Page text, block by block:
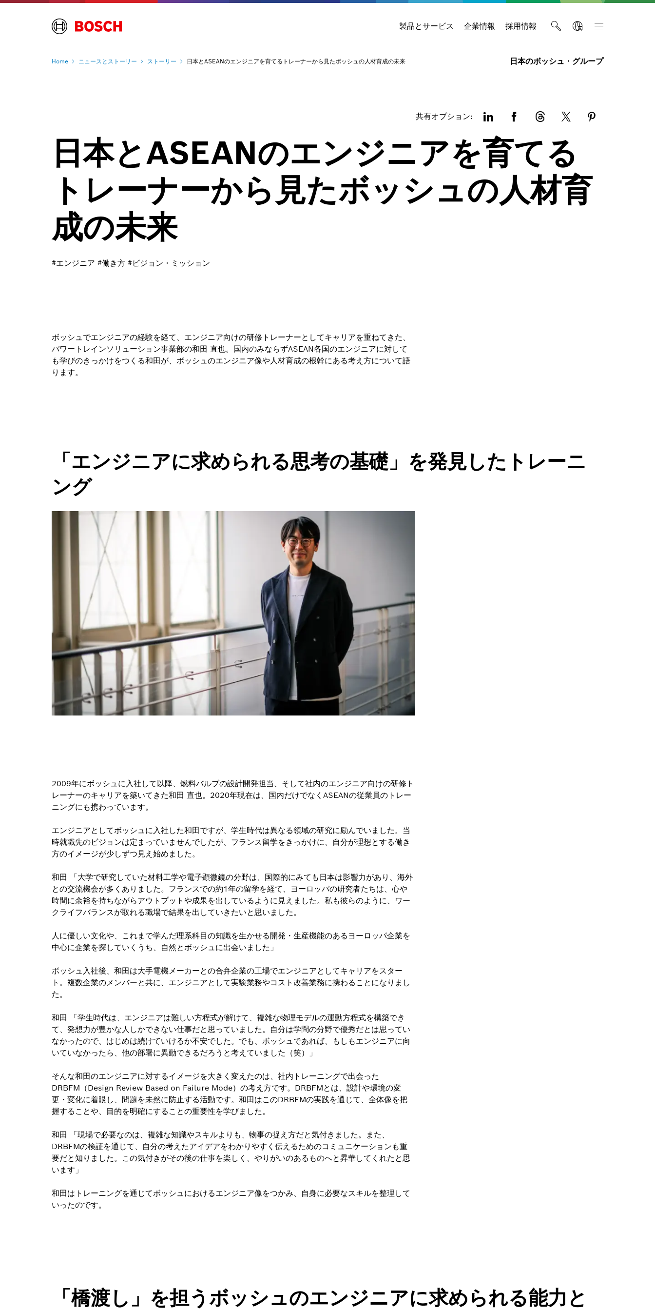
製品とサービス 企業情報 採用情報
Home ニュースとストーリー ストーリー 日本とASEANのエンジニアを育てるトレーナーから見たボッシュの人材育成の未来 日本のボッシュ・グループ
共有オプション:
日本とASEANのエンジニアを育てる
トレーナーから見たボッシュの人材育
成の未来
#エンジニア #働き方 #ビジョン・ミッション
ボッシュでエンジニアの経験を経て、エンジニア向けの研修トレーナーとしてキャリアを重ねてきた、
パワートレインソリューション事業部の和田 直也。国内のみならずASEAN各国のエンジニアに対して
も学びのきっかけをつくる和田が、ボッシュのエンジニア像や人材育成の根幹にある考え方について語
ります。
「エンジニアに求められる思考の基礎」を発見したトレーニ
ング
2009年にボッシュに入社して以降、燃料バルブの設計開発担当、そして社内のエンジニア向けの研修ト
レーナーのキャリアを築いてきた和田 直也。2020年現在は、国内だけでなくASEANの従業員のトレー
ニングにも携わっています。
エンジニアとしてボッシュに入社した和田ですが、学生時代は異なる領域の研究に励んでいました。当
時就職先のビジョンは定まっていませんでしたが、フランス留学をきっかけに、自分が理想とする働き
方のイメージが少しずつ見え始めました。
和田 「大学で研究していた材料工学や電子顕微鏡の分野は、国際的にみても日本は影響力があり、海外
との交流機会が多くありました。フランスでの約1年の留学を経て、ヨーロッパの研究者たちは、心や
時間に余裕を持ちながらアウトプットや成果を出しているように見えました。私も彼らのように、ワー
クライフバランスが取れる職場で結果を出していきたいと思いました。
人に優しい文化や、これまで学んだ理系科目の知識を生かせる開発・生産機能のあるヨーロッパ企業を
中心に企業を探していくうち、自然とボッシュに出会いました」
ボッシュ入社後、和田は大手電機メーカーとの合弁企業の工場でエンジニアとしてキャリアをスター
ト。複数企業のメンバーと共に、エンジニアとして実験業務やコスト改善業務に携わることになりまし
た。
和田 「学生時代は、エンジニアは難しい方程式が解けて、複雑な物理モデルの運動方程式を構築でき
て、発想力が豊かな人しかできない仕事だと思っていました。自分は学問の分野で優秀だとは思ってい
なかったので、はじめは続けていけるか不安でした。でも、ボッシュであれば、もしもエンジニアに向
いていなかったら、他の部署に異動できるだろうと考えていました（笑）」
そんな和田のエンジニアに対するイメージを大きく変えたのは、社内トレーニングで出会った
DRBFM（Design Review Based on Failure Mode）の考え方です。DRBFMとは、設計や環境の変
更・変化に着眼し、問題を未然に防止する活動です。和田はこのDRBFMの実践を通じて、全体像を把
握することや、目的を明確にすることの重要性を学びました。
和田 「現場で必要なのは、複雑な知識やスキルよりも、物事の捉え方だと気付きました。また、
DRBFMの検証を通じて、自分の考えたアイデアをわかりやすく伝えるためのコミュニケーションも重
要だと知りました。この気付きがその後の仕事を楽しく、やりがいのあるものへと昇華してくれたと思
います」
和田はトレーニングを通じてボッシュにおけるエンジニア像をつかみ、自身に必要なスキルを整理して
いったのです。
「橋渡し」を担うボッシュのエンジニアに求められる能力と